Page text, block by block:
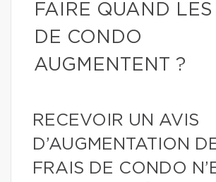
FAIRE QUAND
DE CONDO
AUGMENTENT ?
RECEVOIR UN AVIS
D’AUGMENTATION
FRAIS DE CONDO